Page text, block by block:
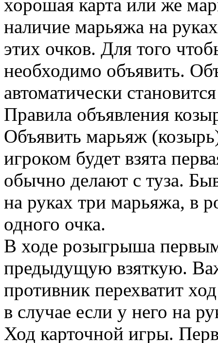
хорошая карта или же
наличие марьяжа на
этих очков. Для того
необходимо объявить.
автоматически
Правила объявления
Объявить марьяж
игроком будет взята
обычно делают с туза.
на руках три марьяжа, в
одного очка.
В ходе розыгрыша первым
предыдущую взяткую.
противник перехватит
в случае если у него на
Ход карточной игры.